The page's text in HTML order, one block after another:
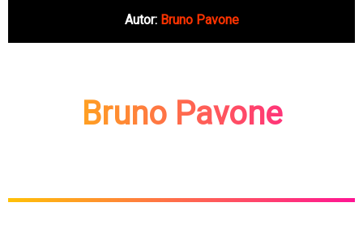
Autor: Bruno Pavone
Bruno Pavone